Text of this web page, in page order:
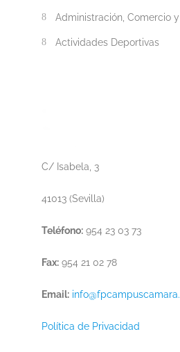
Administración, Comercio
Actividades Deportivas
C/ Isabela, 3
41013 (Sevilla)
Teléfono:954 23 03 73
Fax:954 21 02 78
Email:
Política de Privacidad